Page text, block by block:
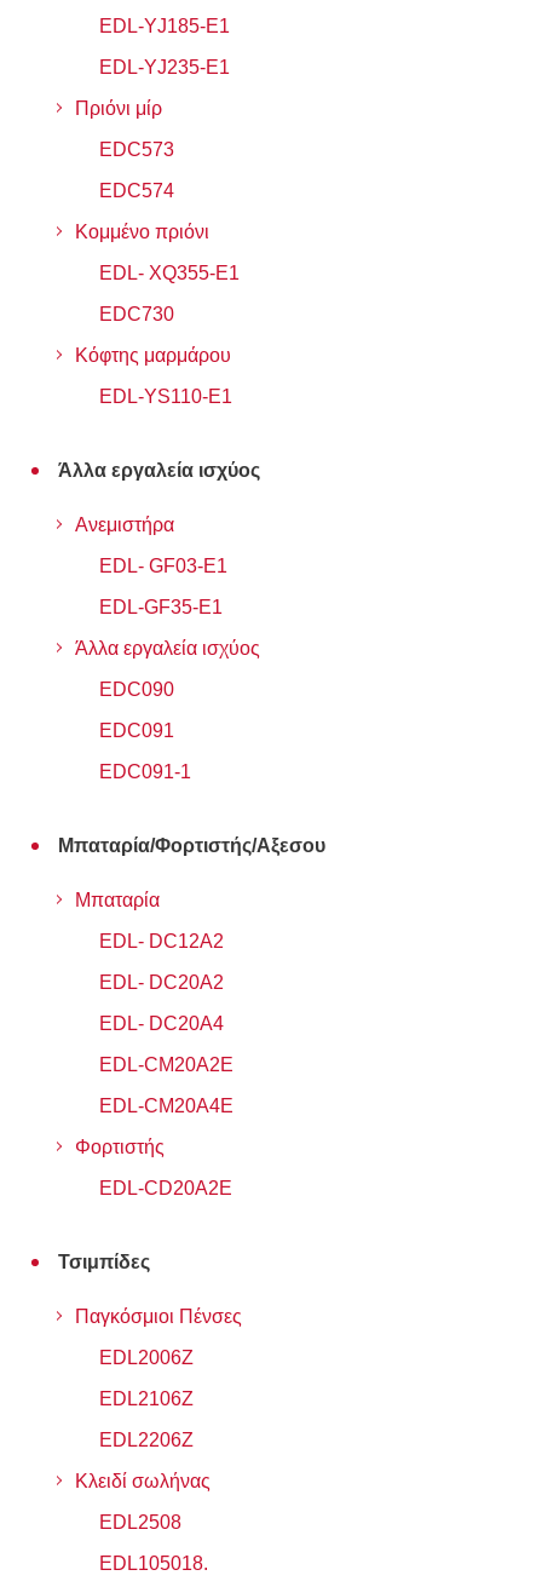
EDL-YJ185-E1
EDL-YJ235-E1
Πριόνι μίρ
EDC573
EDC574
Κομμένο πριόνι
EDL- XQ355-E1
EDC730
Κόφτης μαρμάρου
EDL-YS110-E1
Άλλα εργαλεία ισχύος
Ανεμιστήρα
EDL- GF03-Ε1
EDL-GF35-E1
Άλλα εργαλεία ισχύος
EDC090
EDC091
EDC091-1
Μπαταρία/Φορτιστής/Αξεσου
Μπαταρία
EDL- DC12A2
EDL- DC20A2
EDL- DC20A4
EDL-CM20A2E
EDL-CM20A4E
Φορτιστής
EDL-CD20A2E
Τσιμπίδες
Παγκόσμιοι Πένσες
EDL2006Z
EDL2106Z
EDL2206Z
Κλειδί σωλήνας
EDL2508
EDL105018.